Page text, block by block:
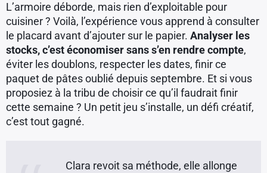
L’armoire déborde, mais rien d’exploitable pour
cuisiner ? Voilà, l’expérience vous apprend à consulter
le placard avant d’ajouter sur le papier. Analyser les
stocks, c’est économiser sans s’en rendre compte,
éviter les doublons, respecter les dates, finir ce
paquet de pâtes oublié depuis septembre. Et si vous
proposiez à la tribu de choisir ce qu’il faudrait finir
cette semaine ? Un petit jeu s’installe, un défi créatif,
c’est tout gagné.
Clara revoit sa méthode, elle allonge